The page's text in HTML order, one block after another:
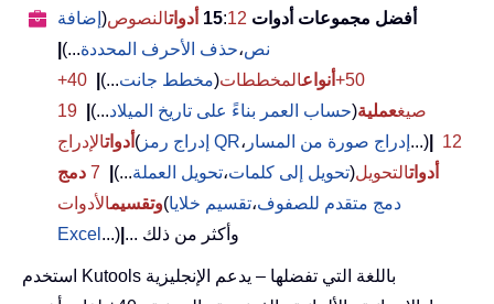
أفضل مجموعات أدوات 15 :12 أدواتالنصوص( إضافة
نص،حذف الأحرف المحددة...)
50+
أنواعالمخططات(مخطط جانت...)
40+
صيغعملية(حساب العمر بناءً على تاريخ الميلاد...)
19
أدواتالإدراج ( إدراج رمز QR، إدراج صورة من المسار ...)
12
أدواتالتحويل(تحويل إلى كلمات،تحويل العملة...)
7 دمج
وتقسيمالأدوات ( دمج متقدم للصفوف،تقسيم خلايا
Excel ...) ... وأكثر من ذلك
استخدم Kutools باللغة التي تفضلها – يدعم الإنجليزية